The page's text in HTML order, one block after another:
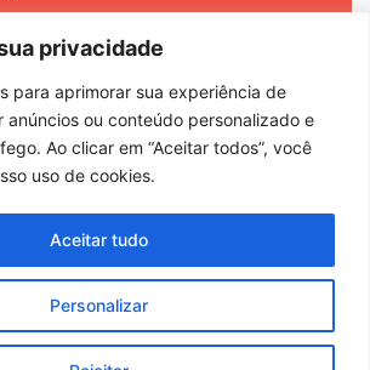
privacidade
para aprimorar sua experiência de
anúncios ou conteúdo personalizado e
Ao clicar em “Aceitar todos”, você
uso de cookies.
Personalizar
Aceitar tudo
Notícias. Todos os direitos reservados |
Hospedado pori9 Digital
Facebook
X YouTube